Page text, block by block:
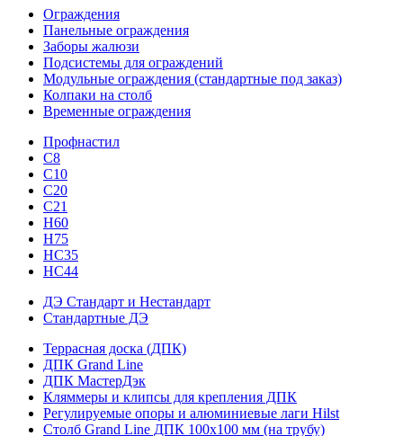
Ограждения
Панельные ограждения
Заборы жалюзи
Подсистемы для ограждений
Модульные ограждения (стандартные под заказ)
Колпаки на столб
Временные ограждения
Профнастил
С8
С10
С20
С21
H60
H75
HС35
НС44
ДЭ Стандарт и Нестандарт
Стандартные ДЭ
Террасная доска (ДПК)
ДПК Grand Line
ДПК МастерДэк
Кляммеры и клипсы для крепления ДПК
Регулируемые опоры и алюминиевые лаги Hilst
Столб Grand Line ДПК 100х100 мм (на трубу)